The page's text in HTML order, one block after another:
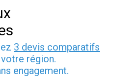
3 devis comparatifs
région.
engagement.